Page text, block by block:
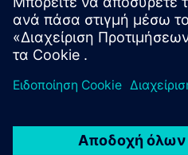
Μάθετε περισσότερα